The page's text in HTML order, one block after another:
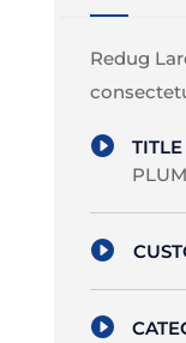
Redug
 TITLE

